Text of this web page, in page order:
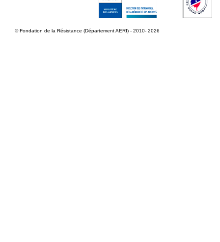
© Fondation de la Résistance (Département AERI) - 2010- 2026